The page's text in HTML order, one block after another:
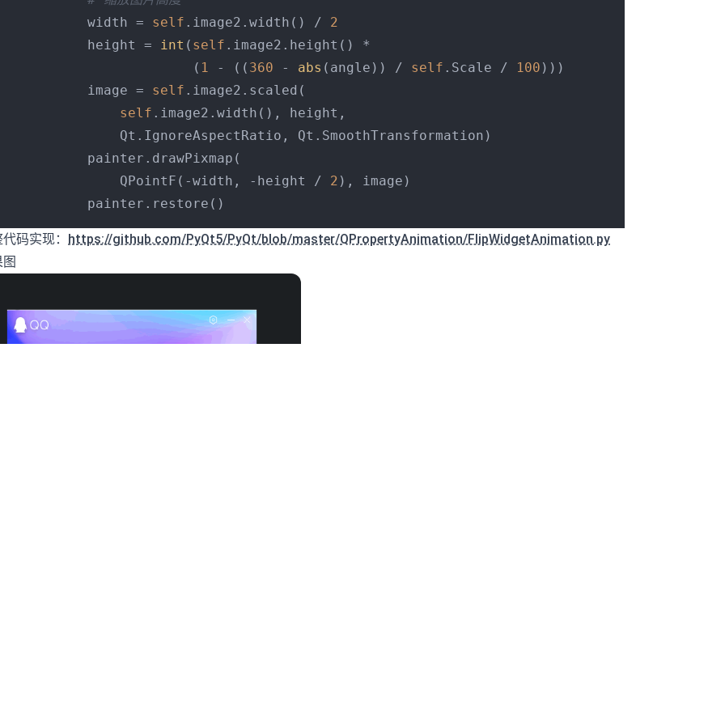
width =
self .image2.width() / 2
height =
int ( self .image2.height() *
(
1 - (( 360 - abs (angle)) / self .Scale / 100 )))
image =
self .image2.scaled(
self .image2.width(), height,
Qt.IgnoreAspectRatio, Qt.SmoothTransformation)
painter.drawPixmap(
QPointF(-width, -height /
2 ), image)
painter.restore()
码实现： https://github.com/PyQt5/PyQt/blob/master/QPropertyAnimation/FlipWidgetAnimation.py